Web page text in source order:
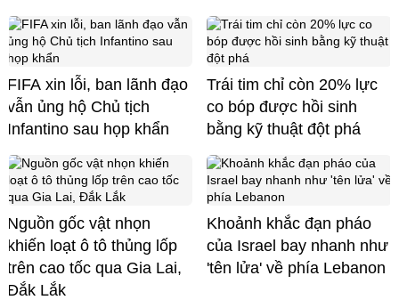
FIFA xin lỗi, ban lãnh đạo
vẫn ủng hộ Chủ tịch
Infantino sau họp khẩn
Trái tim chỉ còn 20% lực
co bóp được hồi sinh
bằng kỹ thuật đột phá
Nguồn gốc vật nhọn
khiến loạt ô tô thủng lốp
trên cao tốc qua Gia Lai,
Đắk Lắk
Khoảnh khắc đạn pháo
của Israel bay nhanh như
'tên lửa' về phía Lebanon